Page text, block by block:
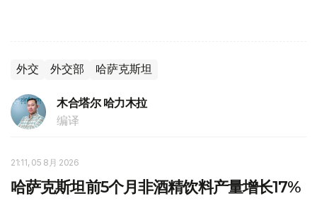
外交 外交部 哈萨克斯坦
木合塔尔 哈力木拉
编译
21:11, 05 8月 2026
哈萨克斯坦前5个月非酒精饮料产量增长17%